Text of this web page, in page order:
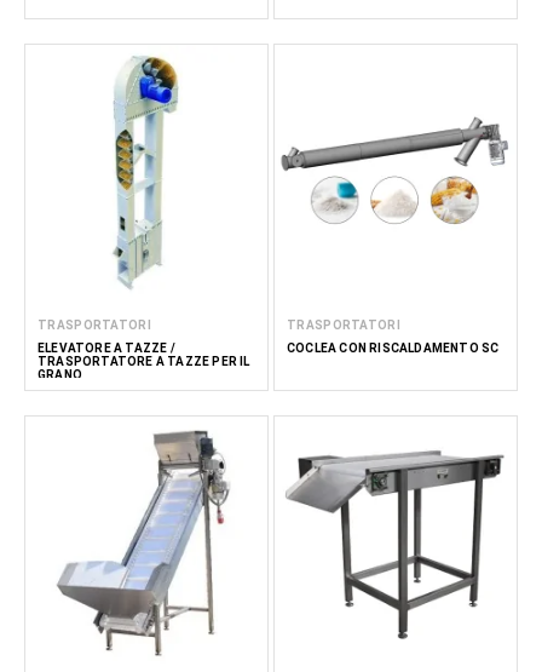
TRASPORTATORI
ELEVATORE A TAZZE /
TRASPORTATORE A TAZZE PER IL
GRANO
TRASPORTATORI
COCLEA CON RISCALDAMENTO SC